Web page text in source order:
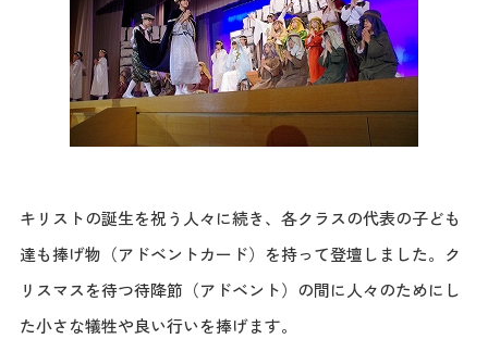
キリストの誕生を祝う人々に続き、各クラスの代表の子ども
達も捧げ物（アドベントカード）を持って登壇しました。ク
リスマスを待つ待降節（アドベント）の間に人々のためにし
た小さな犠牲や良い行いを捧げます。